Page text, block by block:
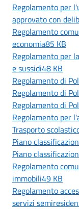
Regolamento per
approvato con
Regolamento
economia85 KB
Regolamento per
e sussidi48 KB
Regolamento di
Regolamento di
Regolamento di
Regolamento per
Trasporto
Piano
Piano
Regolamento
immobili49 KB
Regolamento
servizi